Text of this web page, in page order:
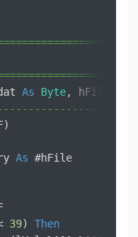
As Byte, hFile
As
=
And
39) Then